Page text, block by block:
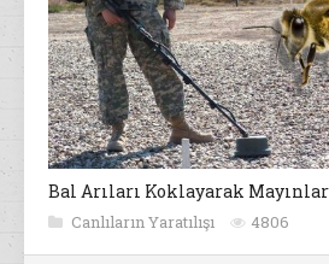
Bal Arıları Koklayarak
Canlıların Yaratılışı 4806